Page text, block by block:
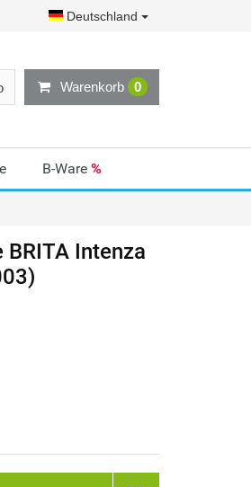
Deutschland
Warenkorb 0
B-Ware %
Intenza